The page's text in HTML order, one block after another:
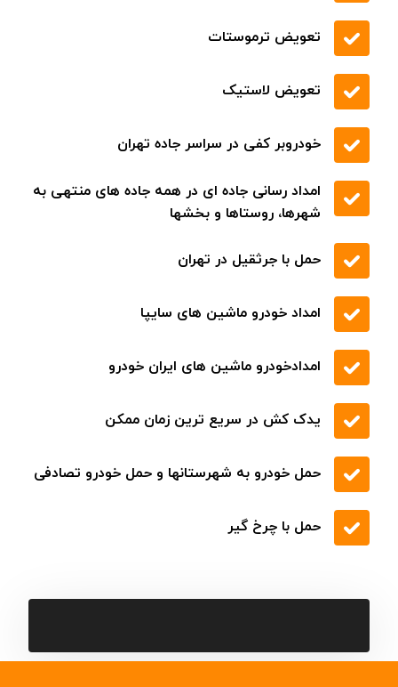
تعویض ترموستات
تعویض لاستیک
خودروبر کفی در سراسر جاده تهران
امداد رسانی جاده ای در همه جاده های منتهی به
شهرها، روستاها و بخشها
حمل با جرثقیل در تهران
امداد خودرو ماشین های سایپا
امدادخودرو ماشین های ایران خودرو
یدک کش در سریع ترین زمان ممکن
حمل خودرو به شهرستانها و حمل خودرو تصادفی
حمل با چرخ گیر